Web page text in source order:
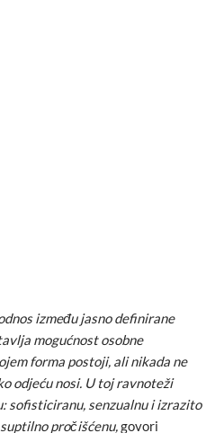
između jasno definirane
mogućnost osobne
forma postoji, ali nikada ne
odjeću nosi. U toj ravnoteži
sofisticiranu, senzualnu i izrazito
pročišćenu,govori